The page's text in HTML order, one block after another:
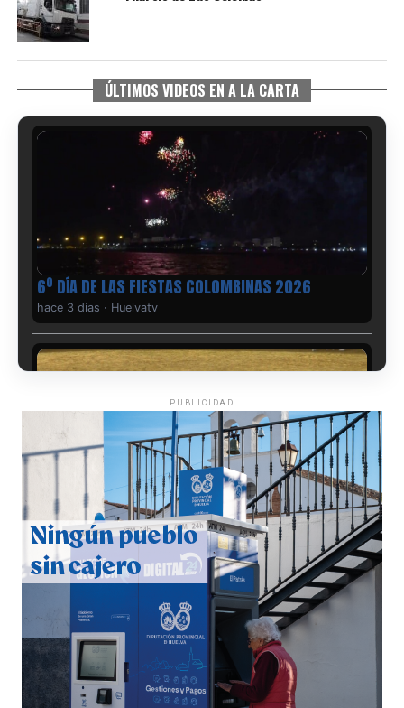
ÚLTIMOS VIDEOS EN A LA CARTA
6º DÍA DE LAS FIESTAS COLOMBINAS 2026
hace 3 días · Huelvatv
QUINTA CORRIDA DE LAS FIESTAS COLOMBINAS
2026
hace 4 días·Huelvatv
PUBLICIDAD